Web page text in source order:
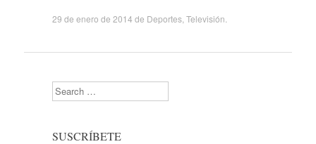
29 de enero de 2014 de Deportes, Televisión
Search
SUSCRÍBETE